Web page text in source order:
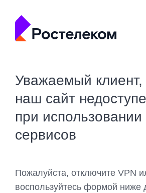
Уважаемый клиент,
наш сайт
при использовании
сервисов
Пожалуйста, отключите VPN
воспользуйтесь формой ниже